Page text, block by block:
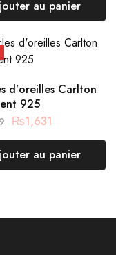
au panier
d’oreilles Carlton
925
₨1,631
au panier